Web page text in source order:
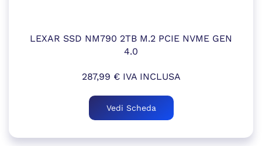
LEXAR SSD NM790 2TB M.2 PCIE NVME GEN
4.0
287,99 €IVA INCLUSA
Vedi Scheda